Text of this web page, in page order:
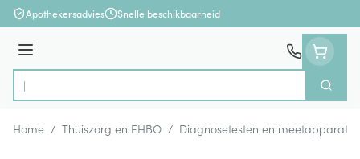
Ga naar de inhoud
Apothekersadvies Snelle beschikbaarheid
Menu
Product, merk, categorie...
Zoek
Home / Thuiszorg en EHBO / Diagnosetesten en